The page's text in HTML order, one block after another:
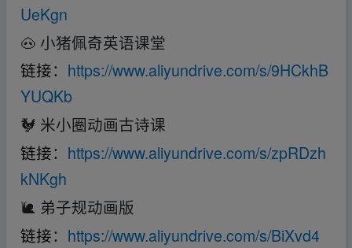
UeKgn
🐽 小猪佩奇英语课堂
链接： https://www.aliyundrive.com/s/9HCkhB
YUQKb
🐓 米小圈动画古诗课
链接： https://www.aliyundrive.com/s/zpRDzh
kNKgh
🐌 弟子规动画版
链接： https://www.aliyundrive.com/s/BiXvd4